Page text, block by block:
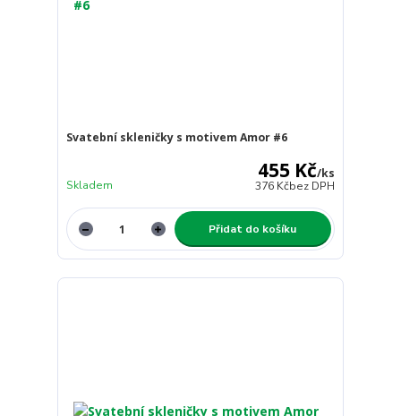
Svatební skleničky s motivem Amor #6
455 Kč/ks
376 Kčbez DPH
Skladem
Přidat do košíku